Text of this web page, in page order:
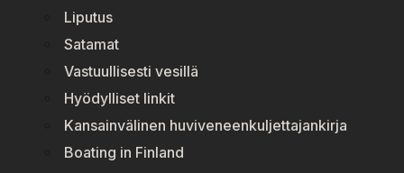
Liputus
Satamat
Vastuullisesti vesillä
Hyödylliset linkit
Kansainvälinen huviveneenkuljettajankirja
Boating in Finland